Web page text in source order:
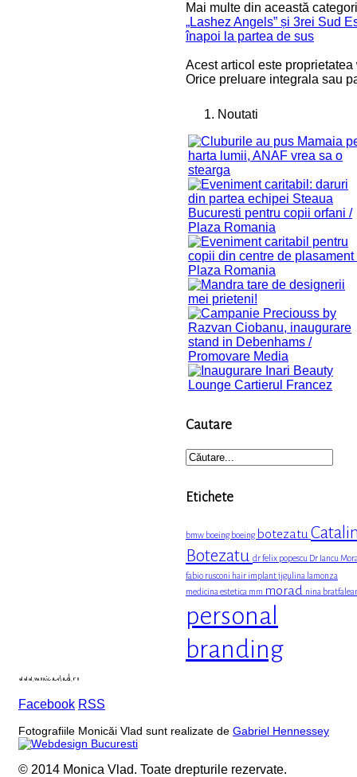
Mai multe din această
„Lashez Angels” și 3rei Sud
înapoi la partea de sus
Acest articol este proprietatea
Orice preluare integrala sau
Noutati
Cautare
Etichete
bmw boeing boeing botezatu
Botezatu dr felix popescu Dr Iancu
fabio rusconi hair implantjigulina lamonza
medicina estetica mm morad nina
personal
branding
www.monicavlad.ro
Facebook RSS
Fotografiile Monicăi Vlad sunt realizate de Gabriel Hennessey
© 2014 Monica Vlad. Toate drepturile rezervate.